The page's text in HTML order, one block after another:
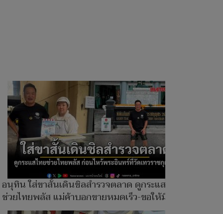
อนุทิน ใส่ขาสั้นเดินชิลสำรวจตลาด ดูกระแสไทย
ช่วยไทยพลัส แม่ค้าบอกขายหมดเร็ว-ขอให้มีอีก